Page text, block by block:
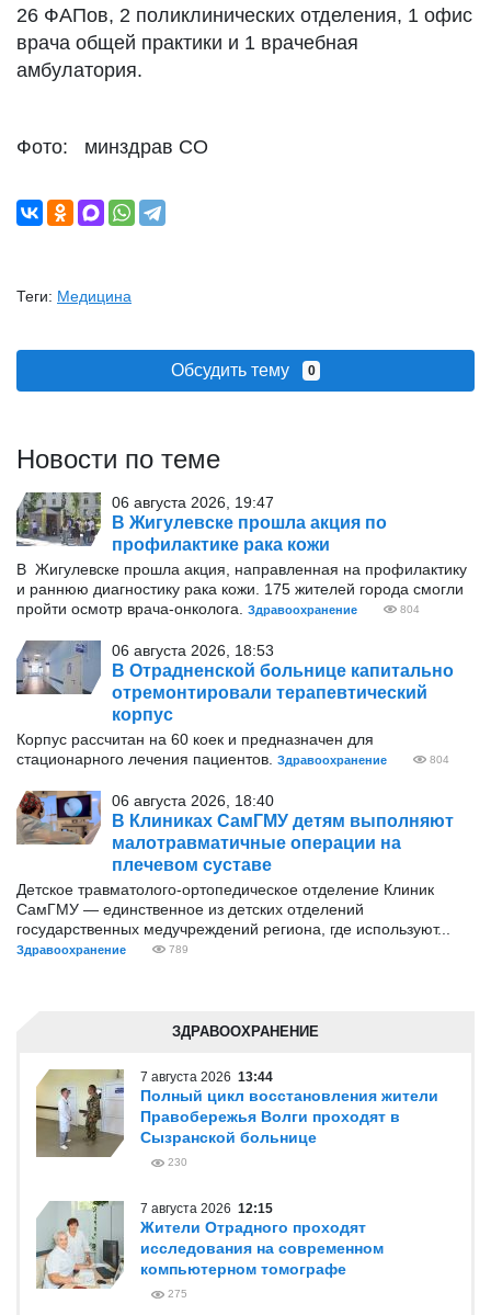
26 ФАПов, 2 поликлинических отделения, 1 офис
врача общей практики и 1 врачебная
амбулатория.
Фото: минздрав СО
Теги: Медицина
Обсудить тему 0
Новости по теме
06 августа 2026, 19:47
В Жигулевске прошла акция по
профилактике рака кожи
В Жигулевске прошла акция, направленная на профилактику
и раннюю диагностику рака кожи. 175 жителей города смогли
пройти осмотр врача-онколога.
Здравоохранение 804
06 августа 2026, 18:53
В Отрадненской больнице капитально
отремонтировали терапевтический
корпус
Корпус рассчитан на 60 коек и предназначен для
стационарного лечения пациентов.
Здравоохранение 804
06 августа 2026, 18:40
В Клиниках СамГМУ детям выполняют
малотравматичные операции на
плечевом суставе
Детское травматолого-ортопедическое отделение Клиник
СамГМУ — единственное из детских отделений
государственных медучреждений региона, где используют...
Здравоохранение 789
ЗДРАВООХРАНЕНИЕ
7 августа 2026 13:44
Полный цикл восстановления жители
Правобережья Волги проходят в
Сызранской больнице
230
7 августа 2026 12:15
Жители Отрадного проходят
исследования на современном
компьютерном томографе
275